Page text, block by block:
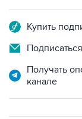
Купить
Получать
канале